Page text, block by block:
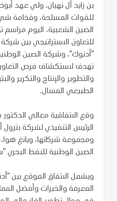
بن زايد آل نهيان، ولي عهد
للقوات المسلحة، وفخامة
الصين الشعبية، اليوم مراسم
للتعاون الاستراتيجي بين
"أدنوك"، وشركة الصين
تهدف لاستكشاف فرص
والتطوير والإنتاج والتكرير
الطبيعي المسال.
وقع الاتفاقية معالي الدكتور
الرئيس التنفيذي لشركة
ومجموعة شركاتها، ويانغ
الصين الوطنية للنفط البحري
ويشمل الاتفاق الموقع بين
المعرفة والخبرات وأفضل